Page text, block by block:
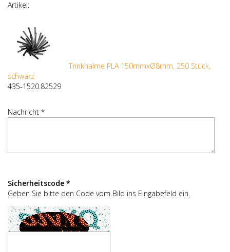
Artikel:
Trinkhalme PLA 150mmxØ8mm, 250 Stück,
schwarz
435-1520.82529
Nachricht *
Sicherheitscode *
Geben Sie bitte den Code vom Bild ins Eingabefeld ein.